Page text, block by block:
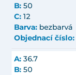
B: 50
C: 12
Barva: bezbarvá
Objednací číslo:
A: 36.7
B: 50